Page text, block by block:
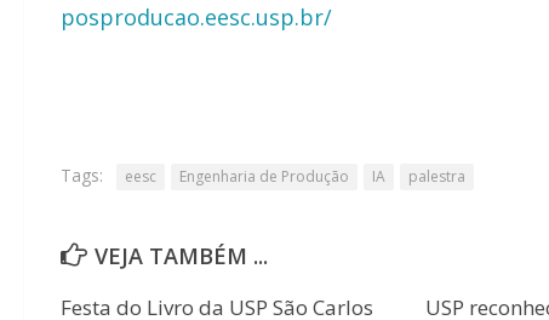
posproducao.eesc.usp.br/
Tags: eesc Engenharia de Produção IA palestra
VEJA TAMBÉM ...
Festa do Livro da USP São Carlos
USP